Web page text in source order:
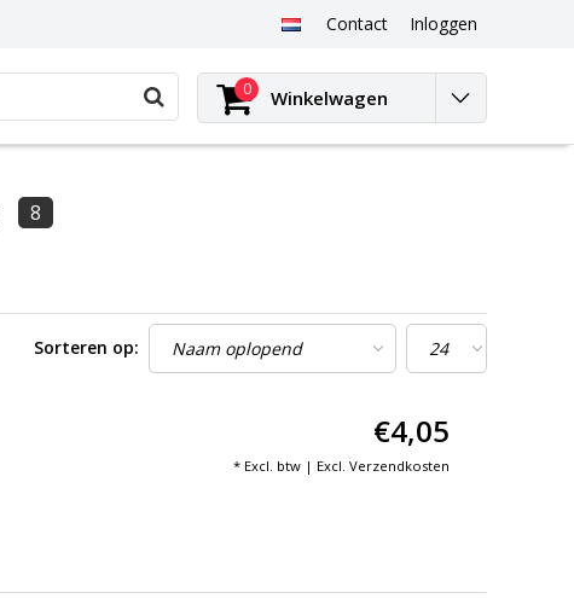
Contact Inloggen
0 Winkelwagen
8
Sorteren op:
€4,05
* Excl. btw | Excl. Verzendkosten